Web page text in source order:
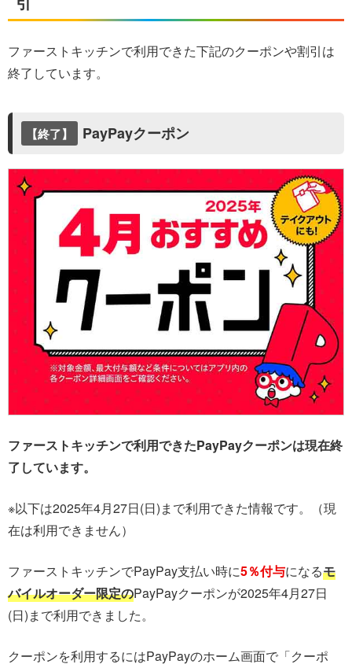
ファーストキッチンで利用できた下記のクーポンや割引は
終了しています。
【終了】 PayPayクーポン
ファーストキッチンで利用できたPayPayクーポンは現在終
了しています。
※以下は2025年4月27日(日)まで利用できた情報です。（現
在は利用できません）
ファーストキッチンでPayPay支払い時に5％付与になるモ
バイルオーダー限定のPayPayクーポンが2025年4月27日
(日)まで利用できました。
クーポンを利用するにはPayPayのホーム画面で「クーポ